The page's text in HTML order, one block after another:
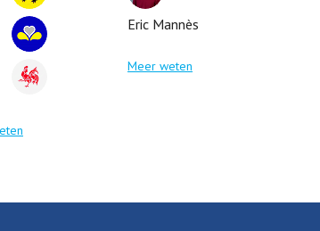
Eric Mannès
Meer weten